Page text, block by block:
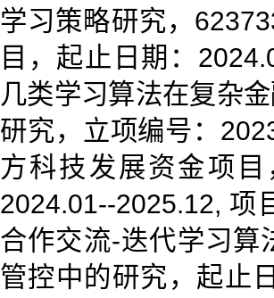
学习策略研究，
目，起止日期：
几类学习算法在复杂
研究，立项编号：
方科技发展资金项
2024.01--2025.12, 项
合作交流-迭代学习算
管控中的研究，起止